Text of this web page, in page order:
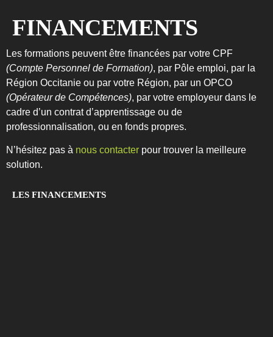
FINANCEMENTS
Les formations peuvent être financées par votre CPF
(Compte Personnel de Formation), par Pôle emploi, par la
Région Occitanie ou par votre Région, par un OPCO
(Opérateur de Compétences), par votre employeur dans le
cadre d’un contrat d’apprentissage ou de
professionnalisation, ou en fonds propres.
N’hésitez pas à nous contacter pour trouver la meilleure
solution.
LES FINANCEMENTS